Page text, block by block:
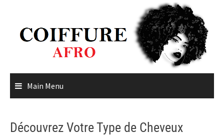
content
Main Menu
Découvrez Votre Type de Cheveux